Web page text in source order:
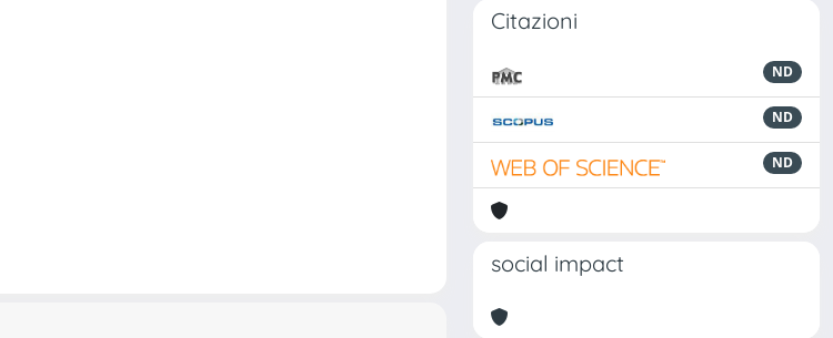
Citazioni
ND
ND
ND
social impact